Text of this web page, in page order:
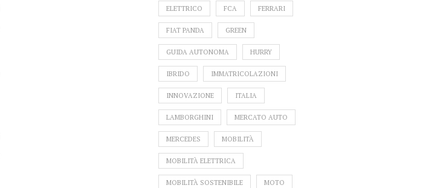
ELETTRICO FCA FERRARI
FIAT PANDA GREEN
GUIDA AUTONOMA HURRY
IBRIDO IMMATRICOLAZIONI
INNOVAZIONE ITALIA
LAMBORGHINI MERCATO AUTO
MERCEDES MOBILITÀ
MOBILITÀ ELETTRICA
MOBILITÀ SOSTENIBILE MOTO